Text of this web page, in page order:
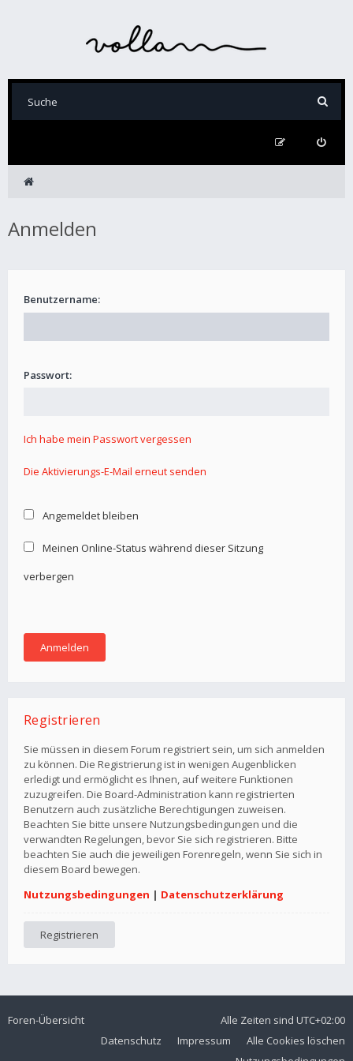
Anmelden
Benutzername:
Passwort:
Ich habe mein Passwort vergessen
Die Aktivierungs-E-Mail erneut senden
Angemeldet bleiben
Meinen Online-Status während dieser Sitzung
verbergen
Registrieren
Sie müssen in diesem Forum registriert sein, um sich anmelden
zu können. Die Registrierung ist in wenigen Augenblicken
erledigt und ermöglicht es Ihnen, auf weitere Funktionen
zuzugreifen. Die Board-Administration kann registrierten
Benutzern auch zusätzliche Berechtigungen zuweisen.
Beachten Sie bitte unsere Nutzungsbedingungen und die
verwandten Regelungen, bevor Sie sich registrieren. Bitte
beachten Sie auch die jeweiligen Forenregeln, wenn Sie sich in
diesem Board bewegen.
Nutzungsbedingungen | Datenschutzerklärung
Registrieren
Foren-Übersicht Alle Zeiten sind UTC+02:00
Alle Cookies löschen
Impressum
Datenschutz